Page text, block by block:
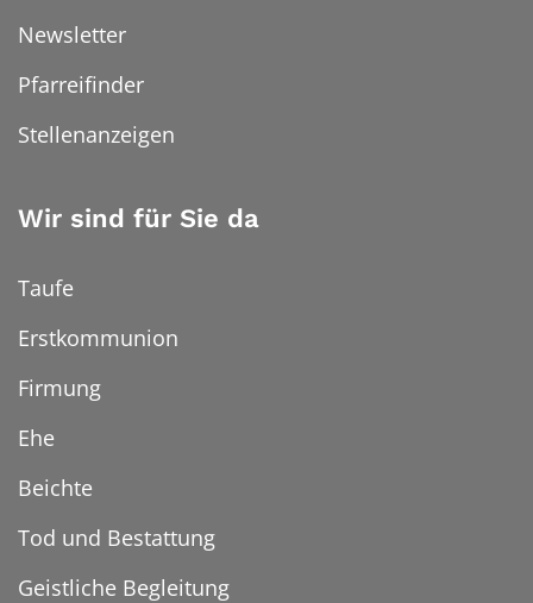
Newsletter
Pfarreifinder
Stellenanzeigen
Wir sind für Sie da
Taufe
Erstkommunion
Firmung
Ehe
Beichte
Tod und Bestattung
Geistliche Begleitung